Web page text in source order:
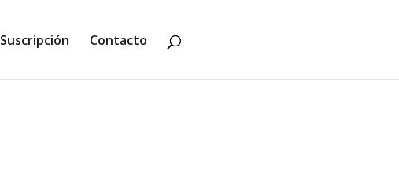
Suscripción Contacto